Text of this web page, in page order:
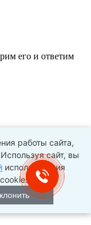
его и ответим
время с Вами
работы сайта,
сайт, вы
использования